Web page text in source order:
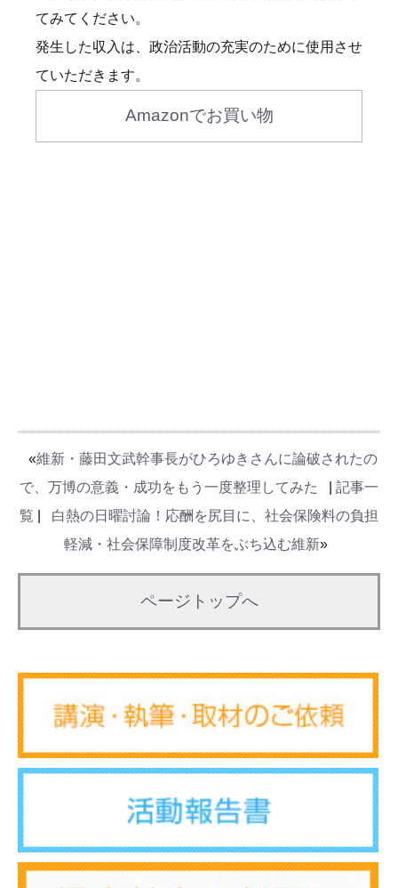
てみてください。
発生した収入は、政治活動の充実のために使用させ
ていただきます。
Amazonでお買い物
«維新・藤田文武幹事長がひろゆきさんに論破されたの
で、万博の意義・成功をもう一度整理してみた
記事一
覧
白熱の日曜討論！応酬を尻目に、社会保険料の負担
軽減・社会保障制度改革をぶち込む維新»
ページトップへ